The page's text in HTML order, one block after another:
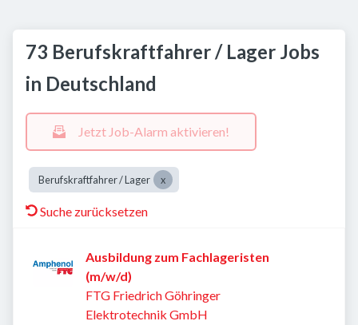
73 Berufskraftfahrer / Lager Jobs
in Deutschland
Jetzt Job-Alarm aktivieren!
Berufskraftfahrer / Lager
Suche zurücksetzen
Ausbildung zum Fachlageristen
(m/w/d)
FTG Friedrich Göhringer
Elektrotechnik GmbH